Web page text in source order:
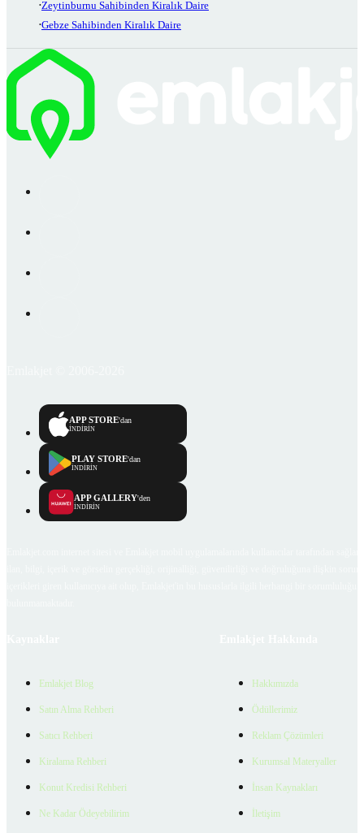
Zeytinburnu Sahibinden Kiralık Daire
Gebze Sahibinden Kiralık Daire
APP STORE'dan
İNDİRİN
PLAY STORE'dan
İNDİRİN
APP GALLERY'den
İNDİRİN
Emlakjet Blog
Satın Alma Rehberi
Satıcı Rehberi
Kiralama Rehberi
Konut Kredisi Rehberi
Ne Kadar Ödeyebilirim
Hakkımızda
Ödüllerimiz
Reklam Çözümleri
Kurumsal Materyaller
İnsan Kaynakları
İletişim